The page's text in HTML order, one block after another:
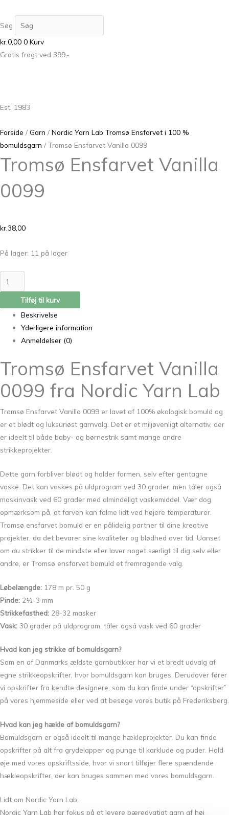
Søg
kr.0,00 0 Kurv
Gratis fragt ved 399,-
Est. 1983
Forside / Garn / Nordic Yarn Lab Tromsø Ensfarvet i 100 %
bomuldsgarn / Tromsø Ensfarvet Vanilla 0099
Tromsø Ensfarvet Vanilla
0099
kr.38,00
På lager: 11 på lager
Tilføj til kurv
Beskrivelse
Yderligere information
Anmeldelser (0)
Tromsø Ensfarvet Vanilla
0099 fra Nordic Yarn Lab
Tromsø Ensfarvet Vanilla 0099 er lavet af 100% økologisk bomuld og
er et blødt og luksuriøst garnvalg. Det er et miljøvenligt alternativ, der
er ideelt til både baby- og børnestrik samt mange andre
strikkeprojekter.
Dette garn forbliver blødt og holder formen, selv efter gentagne
vaske. Det kan vaskes på uldprogram ved 30 grader, men tåler også
maskinvask ved 60 grader med almindeligt vaskemiddel. Vær dog
opmærksom på, at farven kan falme lidt ved højere temperaturer.
Tromsø ensfarvet bomuld er en pålidelig partner til dine kreative
projekter, da det bevarer sine kvaliteter og blødhed over tid. Uanset
om du strikker til de mindste eller laver noget særligt til dig selv eller
andre, er Tromsø ensfarvet bomuld et fremragende valg.
Løbelængde: 178 m pr. 50 g
Pinde: 2½-3 mm
Strikkefasthed: 28-32 masker
Vask: 30 grader på uldprogram, tåler også vask ved 60 grader
Hvad kan jeg strikke af bomuldsgarn?
Som en af Danmarks ældste garnbutikker har vi et bredt udvalg af
egne strikkeopskrifter, hvor bomuldsgarn kan bruges. Derudover fører
vi opskrifter fra kendte designere, som du kan finde under “opskrifter”
på vores hjemmeside eller ved at besøge vores butik på Frederiksberg.
Hvad kan jeg hækle af bomuldsgarn?
Bomuldsgarn er også ideelt til mange hækleprojekter. Du kan finde
opskrifter på alt fra grydelapper og punge til karklude og puder. Hold
øje med vores opskriftsside, hvor vi snart tilføjer flere spændende
hækleopskrifter, der kan bruges sammen med vores bomuldsgarn.
Lidt om Nordic Yarn Lab:
Nordic Yarn Lab har fokus på at levere bæredygtigt garn af høj